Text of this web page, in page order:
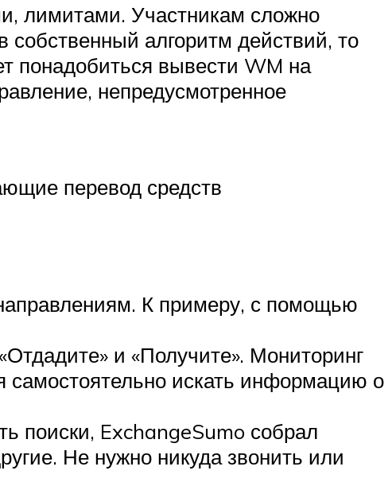
лимитами. Участникам сложно
собственный алгоритм действий, то
понадобиться вывести WM на
непредусмотренное
перевод средств
К примеру, с помощью
и «Получите». Мониторинг
самостоятельно искать информацию о
поиски, ExchangeSumo собрал
Не нужно никуда звонить или